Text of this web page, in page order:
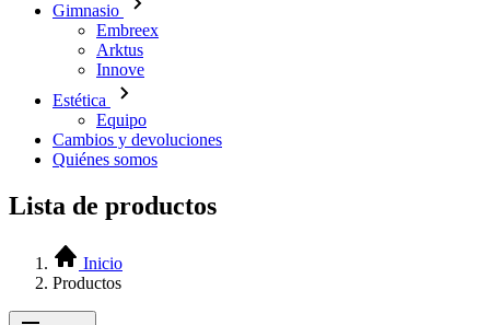
Gimnasio
Embreex
Arktus
Innove
Estética
Equipo
Cambios y devoluciones
Quiénes somos
Lista de productos
Inicio
Productos